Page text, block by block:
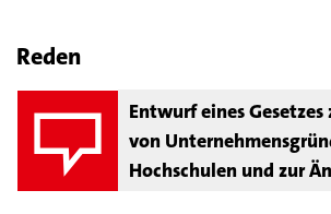
Reden
Entwurf eines
von
Hochschulen und zur